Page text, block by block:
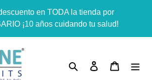
products title
en TODA la tienda por
¡10 años cuidando tu salud!
Buscar Ingresar Carrito